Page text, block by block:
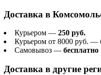
Доставка в
Курьером — 250 руб.
Курьером от 8000 руб. —
Самовывоз — бесплатно
Доставка в другие